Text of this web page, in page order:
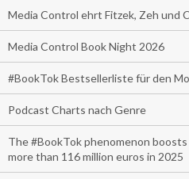
Media Control ehrt Fitzek, Zeh und
Media Control Book Night 2026
#BookTok Bestsellerliste für den
Podcast Charts nach Genre
The #BookTok phenomenon
more than 116 million euros in 2025